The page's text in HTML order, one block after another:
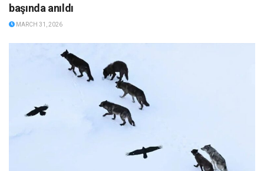
başında anıldı
MARCH 31, 2026